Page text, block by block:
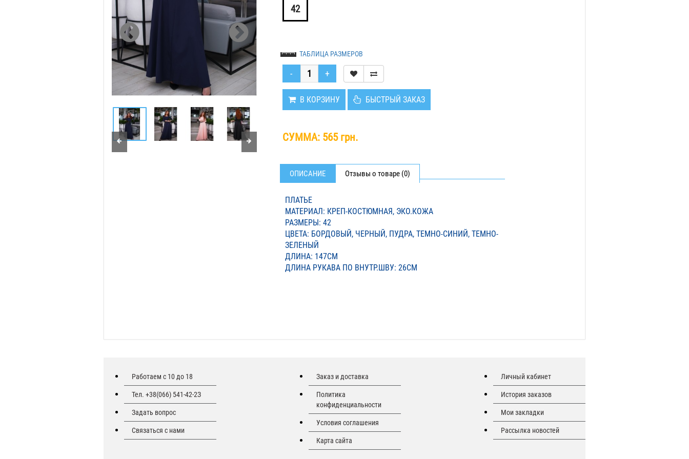
42
ТАБЛИЦА РАЗМЕРОВ
В КОРЗИНУ БЫСТРЫЙ ЗАКАЗ
СУММА: 565 грн.
ОПИСАНИЕ Отзывы о товаре (0)
ПЛАТЬЕ
МАТЕРИАЛ: КРЕП-КОСТЮМНАЯ, ЭКО.КОЖА
РАЗМЕРЫ: 42
ЦВЕТА: БОРДОВЫЙ, ЧЕРНЫЙ, ПУДРА, ТЕМНО-СИНИЙ, ТЕМНО-
ЗЕЛЕНЫЙ
ДЛИНА: 147СМ
ДЛИНА РУКАВА ПО ВНУТР.ШВУ: 26СМ
Работаем с 10 до 18
Тел. +38(066) 541-42-2З
Задать вопрос
Связаться с нами
Заказ и доставка
Политика
конфиденциальности
Условия соглашения
Карта сайта
Личный кабинет
История заказов
Мои закладки
Рассылка новостей